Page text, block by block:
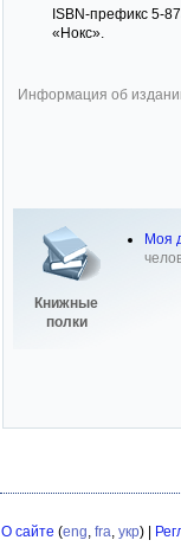
ISBN-префикс 5-
«Нокс».
Информация об
Книжные
полки
Моя
О сайте (eng, fra, укр) |